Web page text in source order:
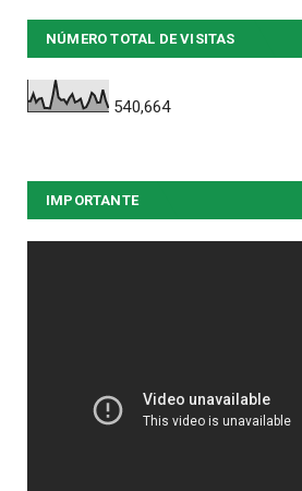
NÚMERO TOTAL DE VISITAS
540,664
IMPORTANTE